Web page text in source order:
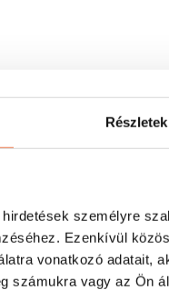
Részletek
személyre
Ezenkívül
vonatkozó adatait,
számukra vagy az Ön